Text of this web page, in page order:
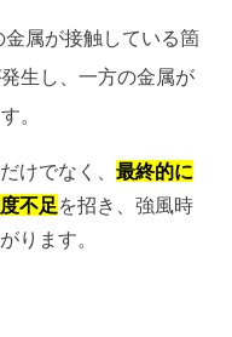
金属が接触している箇
生し、一方の金属が
。
けでなく、最終的に
不足を招き、強風時
ります。